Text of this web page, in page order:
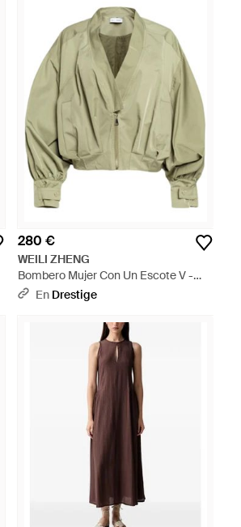
280 €
WEILI ZHENG
Bombero Mujer Con Un Escote V -
Verde
En Drestige